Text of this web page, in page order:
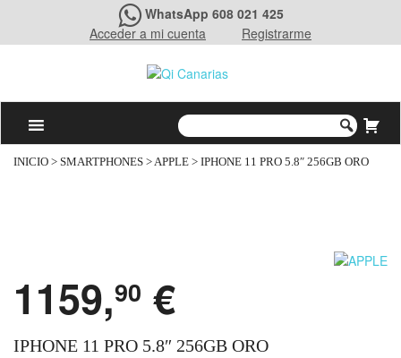
WhatsApp 608 021 425
Acceder a mi cuenta
Registrarme
INICIO > SMARTPHONES >APPLE > IPHONE 11 PRO 5.8″ 256GB ORO
1159,90 €
IPHONE 11 PRO 5.8″ 256GB ORO